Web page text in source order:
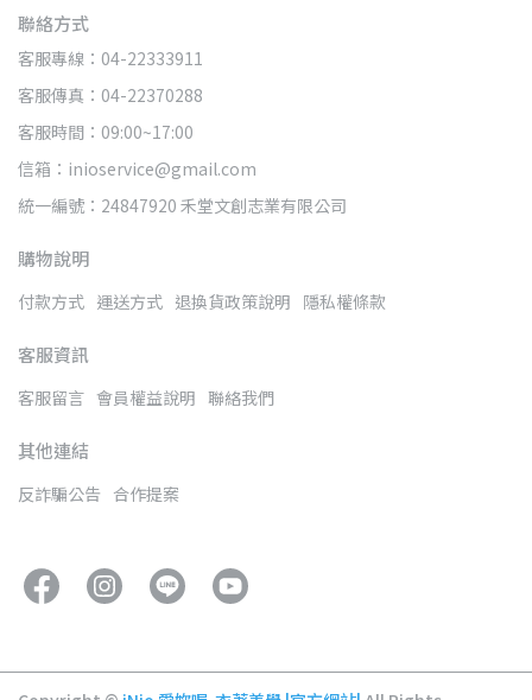
聯絡方式
客服專線：04-22333911
客服傳真：04-22370288
客服時間：09:00~17:00
信箱：inioservice@gmail.com
統一編號：24847920 禾堂文創志業有限公司
購物說明
付款方式 運送方式 退換貨政策說明 隱私權條款
客服資訊
客服留言 會員權益說明 聯絡我們
其他連結
反詐騙公告 合作提案